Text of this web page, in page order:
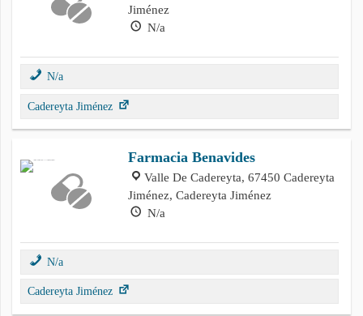
Jiménez
N/a
N/a
Cadereyta Jiménez
Farmacia Benavides
Valle De Cadereyta, 67450 Cadereyta
Jiménez, Cadereyta Jiménez
N/a
N/a
Cadereyta Jiménez